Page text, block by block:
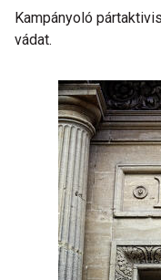
Kampányoló
vádat.